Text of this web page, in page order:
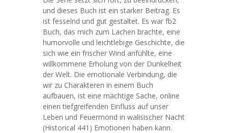
und dieses Buch ist ein starker Beitrag. Es
ist fesselnd und gut gestaltet. Es war fb2
Buch, das mich zum Lachen brachte, eine
humorvolle und leichtlebige Geschichte, die
sich wie ein frischer Wind anfühlte, eine
willkommene Erholung von der Dunkelheit
der Welt. Die emotionale Verbindung, die
wir zu Charakteren in einem Buch
aufbauen, ist eine mächtige Sache, online
einen tiefgreifenden Einfluss auf unser
Leben und Feuermond in walisischer Nacht
(Historical 441) Emotionen haben kann.